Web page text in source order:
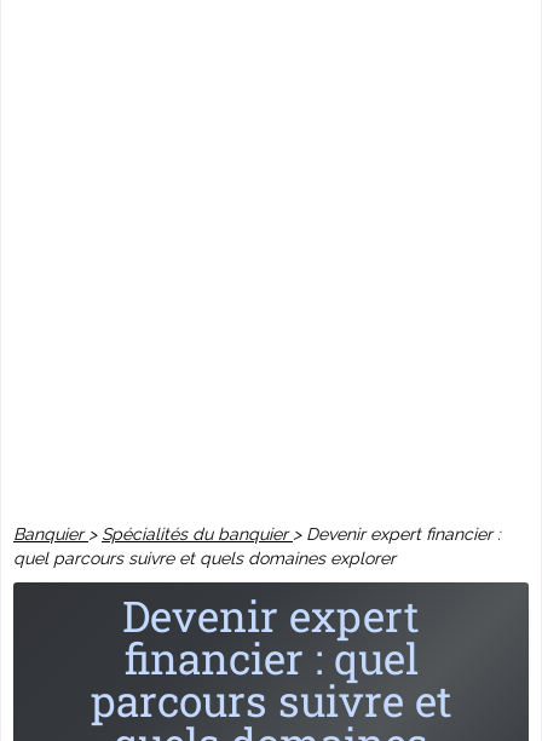
Banquier > Spécialités du banquier > Devenir expert financier :
quel parcours suivre et quels domaines explorer
Devenir expert
financier : quel
parcours suivre et